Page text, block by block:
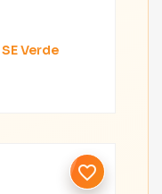
Verde
favorite_border